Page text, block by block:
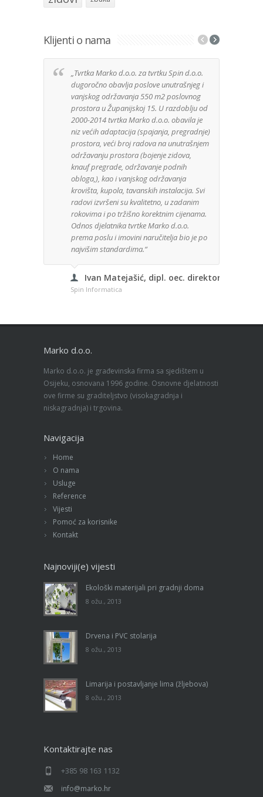
Klijenti o nama
„Tvrtka Marko d.o.o. za tvrtku Spin d.o.o.
dugoročno obavlja poslove unutrašnjeg i
vanjskog održavanja 550 m2 poslovnog
prostora u Županijskoj 15. U razdoblju od
2000-2014 tvrtka Marko d.o.o. obavila je
niz većih adaptacija (spajanja, pregradnje)
prostora, veći broj radova na unutrašnjem
održavanju prostora (bojenje zidova,
knauf pregrade, održavanje podnih
obloga,), kao i vanjskog održavanja
krovišta, kupola, tavanskih instalacija. Svi
radovi izvršeni su kvalitetno, u zadanim
rokovima i po tržišno korektnim cijenama.
Odnos djelatnika tvrtke Marko d.o.o.
prema poslu i imovini naručitelja bio je po
najvišim standardima.“
Ivan Matejašić, dipl. oec. direktor
Spin Informatica
Marko d.o.o.
Marko d.o.o. je građevinska firma sa sjedištem u
Osijeku, osnovana 1996 godine. Osnovne djelatnosti
ove firme su graditeljstvo (visokagradnja i
niskagradnja) i trgovina.
Navigacija
Home
O nama
Usluge
Reference
Vijesti
Pomoć za korisnike
Kontakt
Najnoviji(e) vijesti
Ekološki materijali pri gradnji doma
8 ožu., 2013
Drvena i PVC stolarija
8 ožu., 2013
Limarija i postavljanje lima (žljebova)
8 ožu., 2013
Kontaktirajte nas
+385 98 163 1132
info@marko.hr